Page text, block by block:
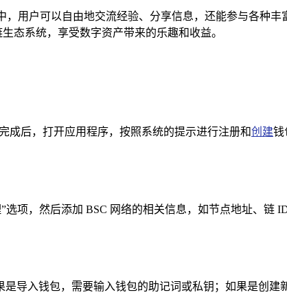
用户可以自由地交流经验、分享信息，还能参与各种
态系统，享受数字资产带来的乐趣和收益。
成后，打开应用程序，按照系统的提示进行注册和创建钱
项，然后添加 BSC 网络的相关信息，如节点地址、链
导入钱包，需要输入钱包的助记词或私钥；如果是创